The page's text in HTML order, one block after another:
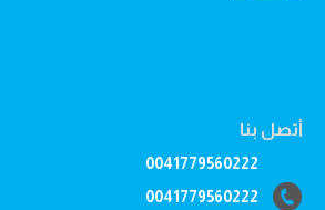
أتصل بنا
0041779560222
0041779560222